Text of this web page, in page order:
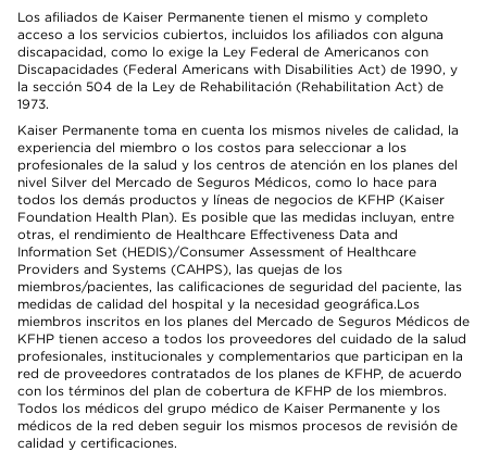
Los afiliados de Kaiser Permanente tienen el mismo y completo
acceso a los servicios cubiertos, incluidos los afiliados con alguna
discapacidad, como lo exige la Ley Federal de Americanos con
Discapacidades (Federal Americans with Disabilities Act) de 1990, y
la sección 504 de la Ley de Rehabilitación (Rehabilitation Act) de
1973.
Kaiser Permanente toma en cuenta los mismos niveles de calidad, la
experiencia del miembro o los costos para seleccionar a los
profesionales de la salud y los centros de atención en los planes del
nivel Silver del Mercado de Seguros Médicos, como lo hace para
todos los demás productos y líneas de negocios de KFHP (Kaiser
Foundation Health Plan). Es posible que las medidas incluyan, entre
otras, el rendimiento de Healthcare Effectiveness Data and
Information Set (HEDIS)/Consumer Assessment of Healthcare
Providers and Systems (CAHPS), las quejas de los
miembros/pacientes, las calificaciones de seguridad del paciente, las
medidas de calidad del hospital y la necesidad geográfica.Los
miembros inscritos en los planes del Mercado de Seguros Médicos de
KFHP tienen acceso a todos los proveedores del cuidado de la salud
profesionales, institucionales y complementarios que participan en la
red de proveedores contratados de los planes de KFHP, de acuerdo
con los términos del plan de cobertura de KFHP de los miembros.
Todos los médicos del grupo médico de Kaiser Permanente y los
médicos de la red deben seguir los mismos procesos de revisión de
calidad y certificaciones.